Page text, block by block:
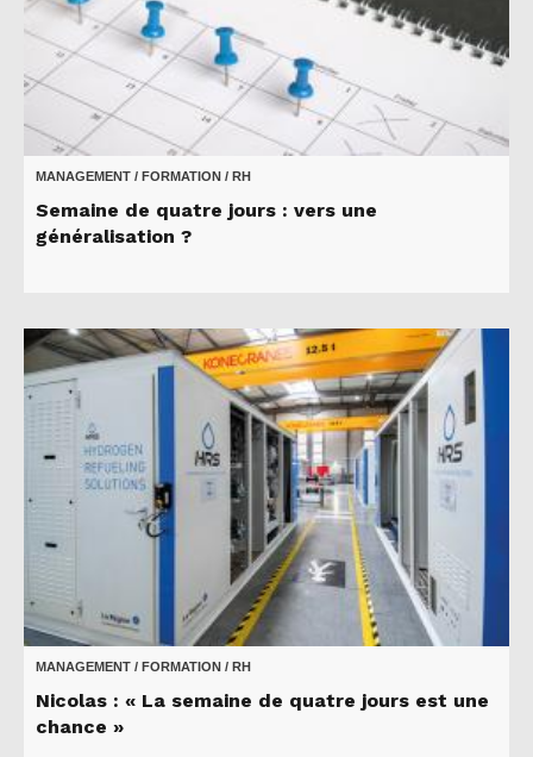
MANAGEMENT / FORMATION / RH
Semaine de quatre jours : vers une
généralisation ?
MANAGEMENT / FORMATION / RH
Nicolas : « La semaine de quatre jours est une
chance »